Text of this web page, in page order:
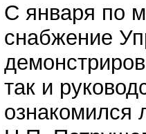
С января по
снабжение
так и
ознакомился